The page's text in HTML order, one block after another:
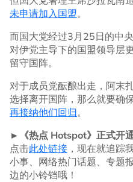
未申请加入国盟。
而国大党经过3月25日的中
对伊党主导下的国盟领导层
留守国阵。
对于成员党酝酿出走，阿末
选择离开国阵，那么就要确
再接纳他们回归。
►《热点 Hotspot》正式开
点击此处链接 ，现在就追踪
小事、网络热门话题、专题
边的小铃铛哦！